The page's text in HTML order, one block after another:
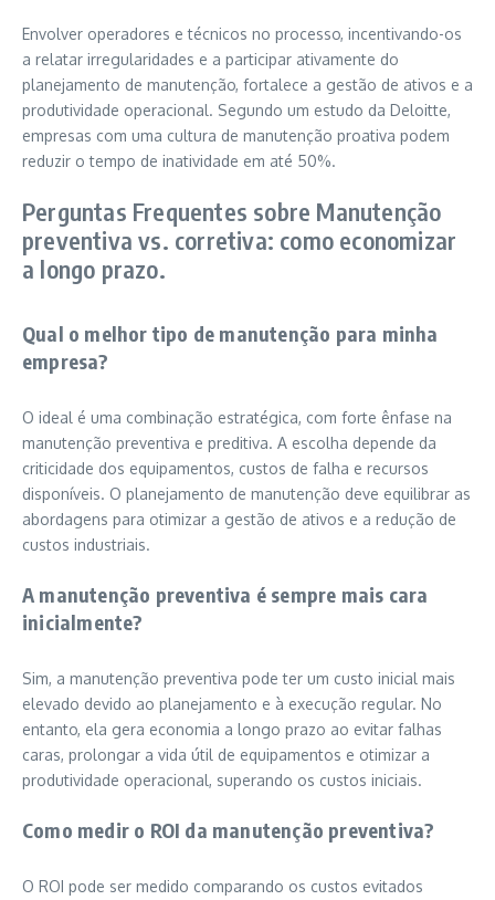
Envolver operadores e técnicos no processo, incentivando-os
a relatar irregularidades e a participar ativamente do
planejamento de manutenção, fortalece a gestão de ativos e a
produtividade operacional. Segundo um estudo da Deloitte,
empresas com uma cultura de manutenção proativa podem
reduzir o tempo de inatividade em até 50%.
Perguntas Frequentes sobre Manutenção
preventiva vs. corretiva: como economizar
a longo prazo.
Qual o melhor tipo de manutenção para minha
empresa?
O ideal é uma combinação estratégica, com forte ênfase na
manutenção preventiva e preditiva. A escolha depende da
criticidade dos equipamentos, custos de falha e recursos
disponíveis. O planejamento de manutenção deve equilibrar as
abordagens para otimizar a gestão de ativos e a redução de
custos industriais.
A manutenção preventiva é sempre mais cara
inicialmente?
Sim, a manutenção preventiva pode ter um custo inicial mais
elevado devido ao planejamento e à execução regular. No
entanto, ela gera economia a longo prazo ao evitar falhas
caras, prolongar a vida útil de equipamentos e otimizar a
produtividade operacional, superando os custos iniciais.
Como medir o ROI da manutenção preventiva?
O ROI pode ser medido comparando os custos evitados